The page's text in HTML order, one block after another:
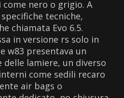
nero o grigio. A
tecniche,
chiamata Evo 6.5.
in versione rs solo in
w83 presentava un
lamiere, un diverso
come sedili recaro
air bags o